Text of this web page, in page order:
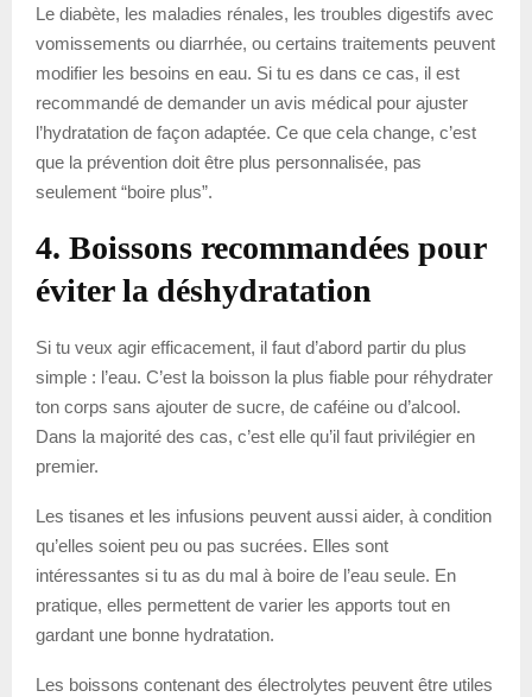
Le diabète, les maladies rénales, les troubles digestifs avec
vomissements ou diarrhée, ou certains traitements peuvent
modifier les besoins en eau. Si tu es dans ce cas, il est
recommandé de demander un avis médical pour ajuster
l’hydratation de façon adaptée. Ce que cela change, c’est
que la prévention doit être plus personnalisée, pas
seulement “boire plus”.
4. Boissons recommandées pour
éviter la déshydratation
Si tu veux agir efficacement, il faut d’abord partir du plus
simple : l’eau. C’est la boisson la plus fiable pour réhydrater
ton corps sans ajouter de sucre, de caféine ou d’alcool.
Dans la majorité des cas, c’est elle qu’il faut privilégier en
premier.
Les tisanes et les infusions peuvent aussi aider, à condition
qu’elles soient peu ou pas sucrées. Elles sont
intéressantes si tu as du mal à boire de l’eau seule. En
pratique, elles permettent de varier les apports tout en
gardant une bonne hydratation.
Les boissons contenant des électrolytes peuvent être utiles